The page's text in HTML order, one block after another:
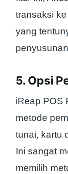
transaksi
yang
5. Opsi
iReap POS
metode
tunai, kartu
Ini sangat
memilih